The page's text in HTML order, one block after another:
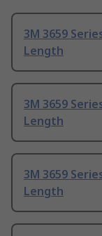
3M 3659
Length
3M 3659
Length
3M 3659
Length